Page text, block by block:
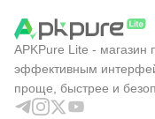
APKPure Lite -
эффективным
проще, быстрее и